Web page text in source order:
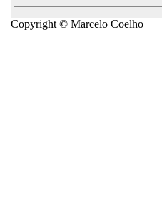
Copyright © Marcelo Coelho